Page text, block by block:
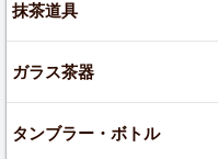
抹茶道具
ガラス茶器
タンブラー・ボトル